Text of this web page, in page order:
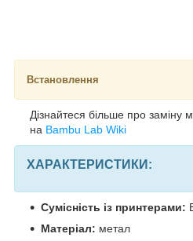
Встановлення
Дізнайтеся більше про заміну
на Bambu Lab Wiki
ХАРАКТЕРИСТИКИ:
Сумісність із принтерами:
Матеріал: метал